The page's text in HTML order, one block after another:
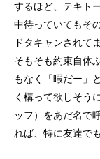
するほど、テキト
中待っていてもそ
ドタキャンされて
そもそも約束自体
もなく「暇だー」
く構って欲しそう
ッフ）をあだ名で
れば、特に友達で